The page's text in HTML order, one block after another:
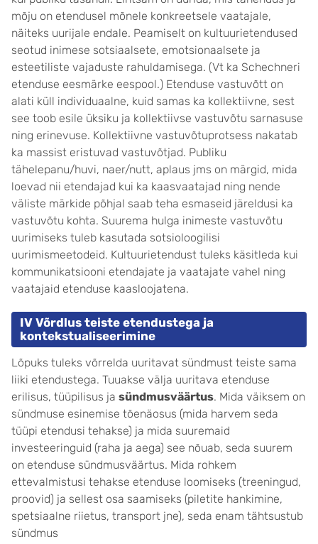
mõju on etendusel mõnele konkreetsele vaatajale,
näiteks uurijale endale. Peamiselt on kultuurietendused
seotud inimese sotsiaalsete, emotsionaalsete ja
esteetiliste vajaduste rahuldamisega. (Vt ka Schechneri
etenduse eesmärke eespool.) Etenduse vastuvõtt on
alati küll individuaalne, kuid samas ka kollektiivne, sest
see toob esile üksiku ja kollektiivse vastuvõtu sarnasuse
ning erinevuse. Kollektiivne vastuvõtuprotsess nakatab
ka massist eristuvad vastuvõtjad. Publiku
tähelepanu/huvi, naer/nutt, aplaus jms on märgid, mida
loevad nii etendajad kui ka kaasvaatajad ning nende
väliste märkide põhjal saab teha esmaseid järeldusi ka
vastuvõtu kohta. Suurema hulga inimeste vastuvõtu
uurimiseks tuleb kasutada sotsioloogilisi
uurimismeetodeid. Kultuurietendust tuleks käsitleda kui
kommunikatsiooni etendajate ja vaatajate vahel ning
vaatajaid etenduse kaasloojatena.
IV Võrdlus teiste etendustega ja
kontekstualiseerimine
Lõpuks tuleks võrrelda uuritavat sündmust teiste sama
liiki etendustega. Tuuakse välja uuritava etenduse
erilisus, tüüpilisus ja sündmusväärtus. Mida väiksem on
sündmuse esinemise tõenäosus (mida harvem seda
tüüpi etendusi tehakse) ja mida suuremaid
investeeringuid (raha ja aega) see nõuab, seda suurem
on etenduse sündmusväärtus. Mida rohkem
ettevalmistusi tehakse etenduse loomiseks (treeningud,
proovid) ja sellest osa saamiseks (piletite hankimine,
spetsiaalne riietus, transport jne), seda enam tähtsustub
sündmus